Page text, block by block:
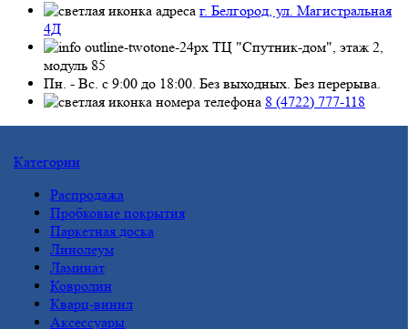
г. Белгород, ул. Магистральная
4Д
ТЦ "Спутник-дом", этаж 2,
модуль 85
Пн. - Вс. с 9:00 до 18:00. Без выходных. Без перерыва.
8 (4722) 777-118
Категории
Распродажа
Пробковые покрытия
Паркетная доска
Линолеум
Ламинат
Ковролин
Кварц-винил
Аксессуары